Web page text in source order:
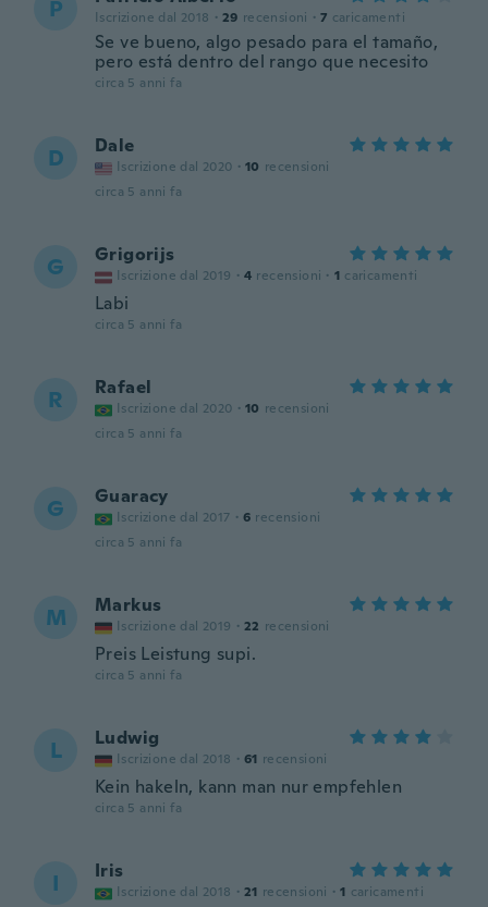
P Iscrizione dal 2018 · 29 recensioni · 7 caricamenti
Se ve bueno, algo pesado para el tamaño,
pero está dentro del rango que necesito
circa 5 anni fa
D Dale
Iscrizione dal 2020 · 10 recensioni
circa 5 anni fa
G Grigorijs
Iscrizione dal 2019 · 4 recensioni · 1 caricamenti
Labi
circa 5 anni fa
R Rafael
Iscrizione dal 2020 · 10 recensioni
circa 5 anni fa
G Guaracy
Iscrizione dal 2017 · 6 recensioni
circa 5 anni fa
M Markus
Iscrizione dal 2019 · 22 recensioni
Preis Leistung supi.
circa 5 anni fa
L Ludwig
Iscrizione dal 2018 · 61 recensioni
Kein hakeln, kann man nur empfehlen
circa 5 anni fa
I Iris
Iscrizione dal 2018 · 21 recensioni · 1 caricamenti